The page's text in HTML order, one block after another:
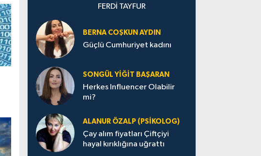
FERDİ TAYFUR
BERNA COŞKUN AYDIN
Güçlü Cumhuriyet kadını
SONGÜL YIĞIT BAŞARAN
Herkes Influencer Olabilir
mi?
ALANUR ÖZALP (PSIKOLOG)
Çay alım fiyatları Çiftçiyi
hayal kırıklığına uğrattı